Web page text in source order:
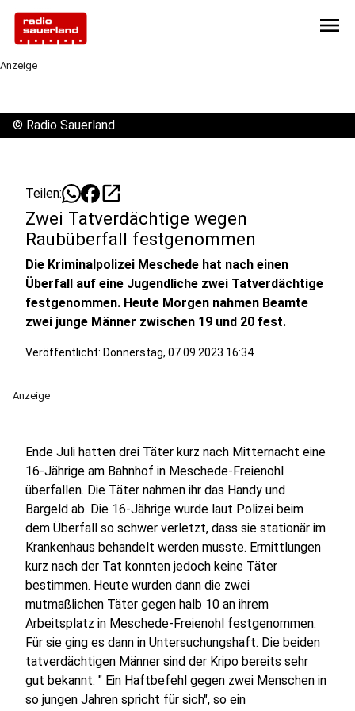
menu
Anzeige
© Radio Sauerland
Teilen: open_in_new
Zwei Tatverdächtige wegen
Raubüberfall festgenommen
Die Kriminalpolizei Meschede hat nach einen
Überfall auf eine Jugendliche zwei Tatverdächtige
festgenommen. Heute Morgen nahmen Beamte
zwei junge Männer zwischen 19 und 20 fest.
Veröffentlicht: Donnerstag, 07.09.2023 16:34
Anzeige
Ende Juli hatten drei Täter kurz nach Mitternacht eine
16-Jährige am Bahnhof in Meschede-Freienohl
überfallen. Die Täter nahmen ihr das Handy und
Bargeld ab. Die 16-Jährige wurde laut Polizei beim
dem Überfall so schwer verletzt, dass sie stationär im
Krankenhaus behandelt werden musste. Ermittlungen
kurz nach der Tat konnten jedoch keine Täter
bestimmen. Heute wurden dann die zwei
mutmaßlichen Täter gegen halb 10 an ihrem
Arbeitsplatz in Meschede-Freienohl festgenommen.
Für sie ging es dann in Untersuchungshaft. Die beiden
tatverdächtigen Männer sind der Kripo bereits sehr
gut bekannt. " Ein Haftbefehl gegen zwei Menschen in
so jungen Jahren spricht für sich", so ein